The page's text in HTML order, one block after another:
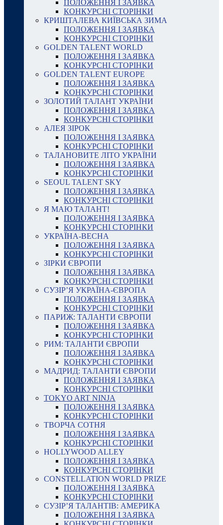
ПОЛОЖЕННЯ І ЗАЯВКА
КОНКУРСНІ СТОРІНКИ
КРИШТАЛЕВА КИЇВСЬКА ЗИМА
ПОЛОЖЕННЯ І ЗАЯВКА
КОНКУРСНІ СТОРІНКИ
GOLDEN TALENT WORLD
ПОЛОЖЕННЯ І ЗАЯВКА
КОНКУРСНІ СТОРІНКИ
GOLDEN TALENT EUROPE
ПОЛОЖЕННЯ І ЗАЯВКА
КОНКУРСНІ СТОРІНКИ
ЗОЛОТИЙ ТАЛАНТ УКРАЇНИ
ПОЛОЖЕННЯ І ЗАЯВКА
КОНКУРСНІ СТОРІНКИ
АЛЕЯ ЗІРОК
ПОЛОЖЕННЯ І ЗАЯВКА
КОНКУРСНІ СТОРІНКИ
ТАЛАНОВИТЕ ЛІТО УКРАЇНИ
ПОЛОЖЕННЯ І ЗАЯВКА
КОНКУРСНІ СТОРІНКИ
SEOUL TALENT SKY
ПОЛОЖЕННЯ І ЗАЯВКА
КОНКУРСНІ СТОРІНКИ
Я МАЮ ТАЛАНТ!
ПОЛОЖЕННЯ І ЗАЯВКА
КОНКУРСНІ СТОРІНКИ
УКРАЇНА-ВЕСНА
ПОЛОЖЕННЯ І ЗАЯВКА
КОНКУРСНІ СТОРІНКИ
ЗІРКИ ЄВРОПИ
ПОЛОЖЕННЯ І ЗАЯВКА
КОНКУРСНІ СТОРІНКИ
СУЗІР’Я УКРАЇНА-ЄВРОПА
ПОЛОЖЕННЯ І ЗАЯВКА
КОНКУРСНІ СТОРІНКИ
ПАРИЖ: ТАЛАНТИ ЄВРОПИ
ПОЛОЖЕННЯ І ЗАЯВКА
КОНКУРСНІ СТОРІНКИ
РИМ: ТАЛАНТИ ЄВРОПИ
ПОЛОЖЕННЯ І ЗАЯВКА
КОНКУРСНІ СТОРІНКИ
МАДРИД: ТАЛАНТИ ЄВРОПИ
ПОЛОЖЕННЯ І ЗАЯВКА
КОНКУРСНІ СТОРІНКИ
TOKYO ART NINJA
ПОЛОЖЕННЯ І ЗАЯВКА
КОНКУРСНІ СТОРІНКИ
ТВОРЧА СОТНЯ
ПОЛОЖЕННЯ І ЗАЯВКА
КОНКУРСНІ СТОРІНКИ
HOLLYWOOD ALLEY
ПОЛОЖЕННЯ І ЗАЯВКА
КОНКУРСНІ СТОРІНКИ
CONSTELLATION WORLD PRIZE
ПОЛОЖЕННЯ І ЗАЯВКА
КОНКУРСНІ СТОРІНКИ
СУЗІР’Я ТАЛАНТІВ: АМЕРИКА
ПОЛОЖЕННЯ І ЗАЯВКА